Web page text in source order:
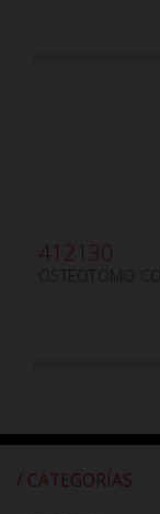
412130
OSTEOTOMO
/ CATEGORÍAS